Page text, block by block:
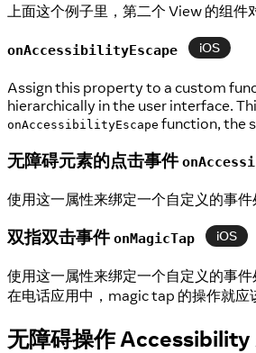
上面这个例子里，第二个 View 的组
onAccessibilityEscape iOS
Assign this property to a custom
hierarchically in the user interface.
onAccessibilityEscape function, the
无障碍元素的点击事件
使用这一属性来绑定一个自定义的事
双指双击事件 onMagicTap iOS
使用这一属性来绑定一个自定义的事
在电话应用中，magic tap 的操作就
无障碍操作